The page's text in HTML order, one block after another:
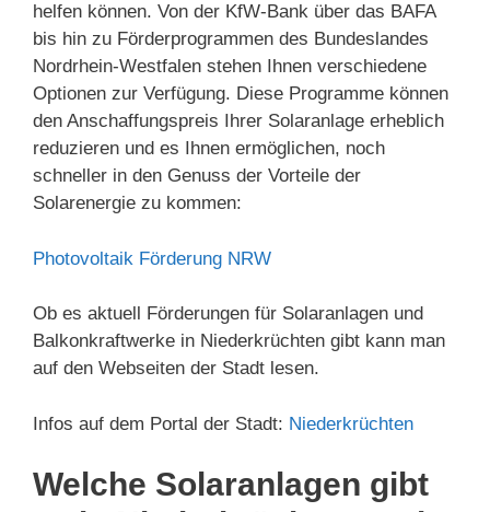
helfen können. Von der KfW-Bank über das BAFA
bis hin zu Förderprogrammen des Bundeslandes
Nordrhein-Westfalen stehen Ihnen verschiedene
Optionen zur Verfügung. Diese Programme können
den Anschaffungspreis Ihrer Solaranlage erheblich
reduzieren und es Ihnen ermöglichen, noch
schneller in den Genuss der Vorteile der
Solarenergie zu kommen:
Photovoltaik Förderung NRW
Ob es aktuell Förderungen für Solaranlagen und
Balkonkraftwerke in Niederkrüchten gibt kann man
auf den Webseiten der Stadt lesen.
Infos auf dem Portal der Stadt: Niederkrüchten
Welche Solaranlagen gibt